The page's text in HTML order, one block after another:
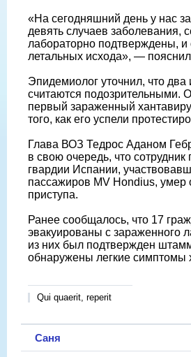
«На сегодняшний день у нас
девять случаев заболевания,
лабораторно подтверждены, и
летальных исхода», —
Эпидемиолог уточнил, что два
считаются подозрительными.
первый зараженный
того, как его успели
Глава ВОЗ Тедрос Аданом
в свою очередь, что сотрудник
гвардии Испании,
пассажиров MV Hondius, умер
приступа.
Ранее сообщалось, что 17
эвакуированы с зараженного
из них был подтвержден
обнаружены легкие симптомы
Qui quaerit, reperit
Саня